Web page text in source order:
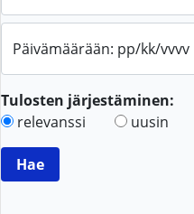
Päivämäärään: pp/kk/vvvv
Tulosten järjestäminen:
relevanssi
uusin